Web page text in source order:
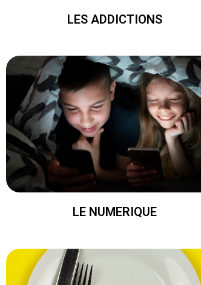
LES ADDICTIONS
LE NUMERIQUE